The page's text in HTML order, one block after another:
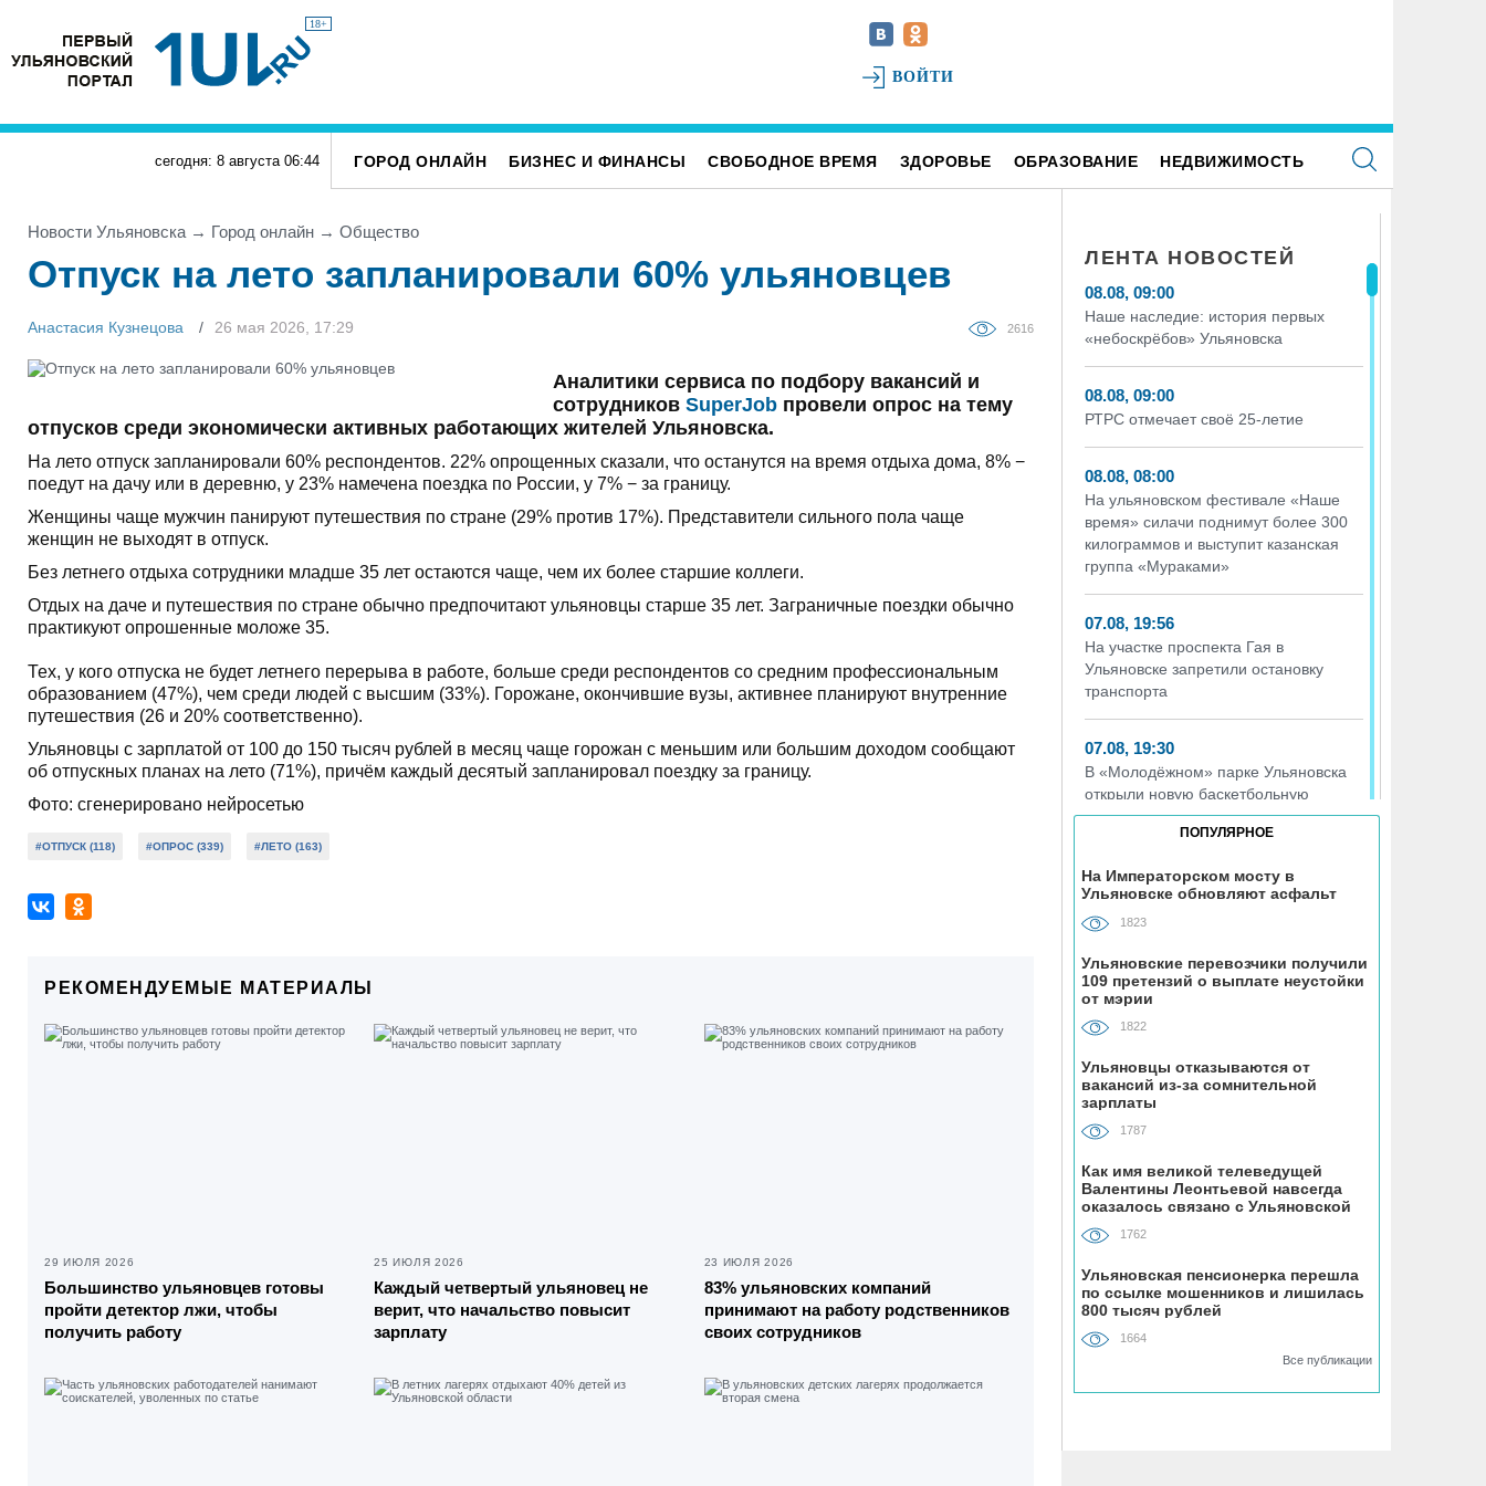
18+
ВОЙТИ
сегодня: 8 августа 06:44 ГОРОД ОНЛАЙН БИЗНЕС И ФИНАНСЫ СВОБОДНОЕ ВРЕМЯ ЗДОРОВЬЕ ОБРАЗОВАНИЕ НЕДВИЖИМОСТЬ
Новости Ульяновска → Город онлайн → Общество
Отпуск на лето запланировали 60% ульяновцев
Анастасия Кузнецова 26 мая 2026, 17:29 2616
Аналитики сервиса по подбору вакансий и
сотрудников SuperJob провели опрос на тему
отпусков среди экономически активных работающих жителей Ульяновска.
На лето отпуск запланировали 60% респондентов. 22% опрощенных сказали, что останутся на время отдыха дома, 8% −
поедут на дачу или в деревню, у 23% намечена поездка по России, у 7% − за границу.
Женщины чаще мужчин панируют путешествия по стране (29% против 17%). Представители сильного пола чаще
женщин не выходят в отпуск.
Без летнего отдыха сотрудники младше 35 лет остаются чаще, чем их более старшие коллеги.
Отдых на даче и путешествия по стране обычно предпочитают ульяновцы старше 35 лет. Заграничные поездки обычно
практикуют опрошенные моложе 35.
Тех, у кого отпуска не будет летнего перерыва в работе, больше среди респондентов со средним профессиональным
образованием (47%), чем среди людей с высшим (33%). Горожане, окончившие вузы, активнее планируют внутренние
путешествия (26 и 20% соответственно).
Ульяновцы с зарплатой от 100 до 150 тысяч рублей в месяц чаще горожан с меньшим или большим доходом сообщают
об отпускных планах на лето (71%), причём каждый десятый запланировал поездку за границу.
Фото: сгенерировано нейросетью
#ОТПУСК (118) #ОПРОС (339) #ЛЕТО (163)
РЕКОМЕНДУЕМЫЕ МАТЕРИАЛЫ
29 ИЮЛЯ 2026
Большинство ульяновцев готовы
пройти детектор лжи, чтобы
получить работу
25 ИЮЛЯ 2026
Каждый четвертый ульяновец не
верит, что начальство повысит
зарплату
23 ИЮЛЯ 2026
83% ульяновских компаний
принимают на работу родственников
своих сотрудников
ЛЕНТА НОВОСТЕЙ
08.08, 09:00
Наше наследие: история первых
«небоскрёбов» Ульяновска
08.08, 09:00
РТРС отмечает своё 25-летие
08.08, 08:00
На ульяновском фестивале «Наше
время» силачи поднимут более 300
килограммов и выступит казанская
группа «Мураками»
07.08, 19:56
На участке проспекта Гая в
Ульяновске запретили остановку
транспорта
07.08, 19:30
В «Молодёжном» парке Ульяновска
открыли новую баскетбольную
площадку
07.08, 18:43
В Ульяновском районе
благоустраивают место воинского
07.08, 18:00
До +34 градусов раскалится воздух в
07.08, 17:35
ВТБ: россияне увеличивают расходы
07.08, 17:35
В Чердаклинском районе в ДТП
попал 14-летний подросток
07.08, 17:00
«Ульяновскэнерго» передали под
управление нового лидера из
ПОПУЛЯРНОЕ
На Императорском мосту в
Ульяновске обновляют асфальт
1823
Ульяновские перевозчики получили
109 претензий о выплате неустойки
от мэрии
1822
Ульяновцы отказываются от
вакансий из-за сомнительной
зарплаты
1787
Как имя великой телеведущей
Валентины Леонтьевой навсегда
оказалось связано с Ульяновской
областью
1762
Ульяновская пенсионерка перешла
по ссылке мошенников и лишилась
800 тысяч рублей
1664
Все публикации